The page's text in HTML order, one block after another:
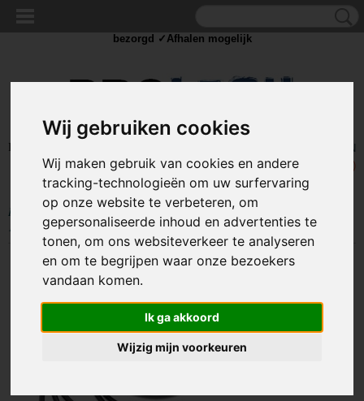
Wij gebruiken cookies
Wij maken gebruik van cookies en andere
tracking-technologieën om uw surfervaring
op onze website te verbeteren, om
gepersonaliseerde inhoud en advertenties te
tonen, om ons websiteverkeer te analyseren
en om te begrijpen waar onze bezoekers
vandaan komen.
Ik ga akkoord
Wijzig mijn voorkeuren
Inloggen
UW WINKELWAGEN
Geen producten
(0)
Home >BEDRADING>Splitters en stekkers >Voeding splitter adapter -
1 naar 5
bezorgd ✓Afhalen mogelijk